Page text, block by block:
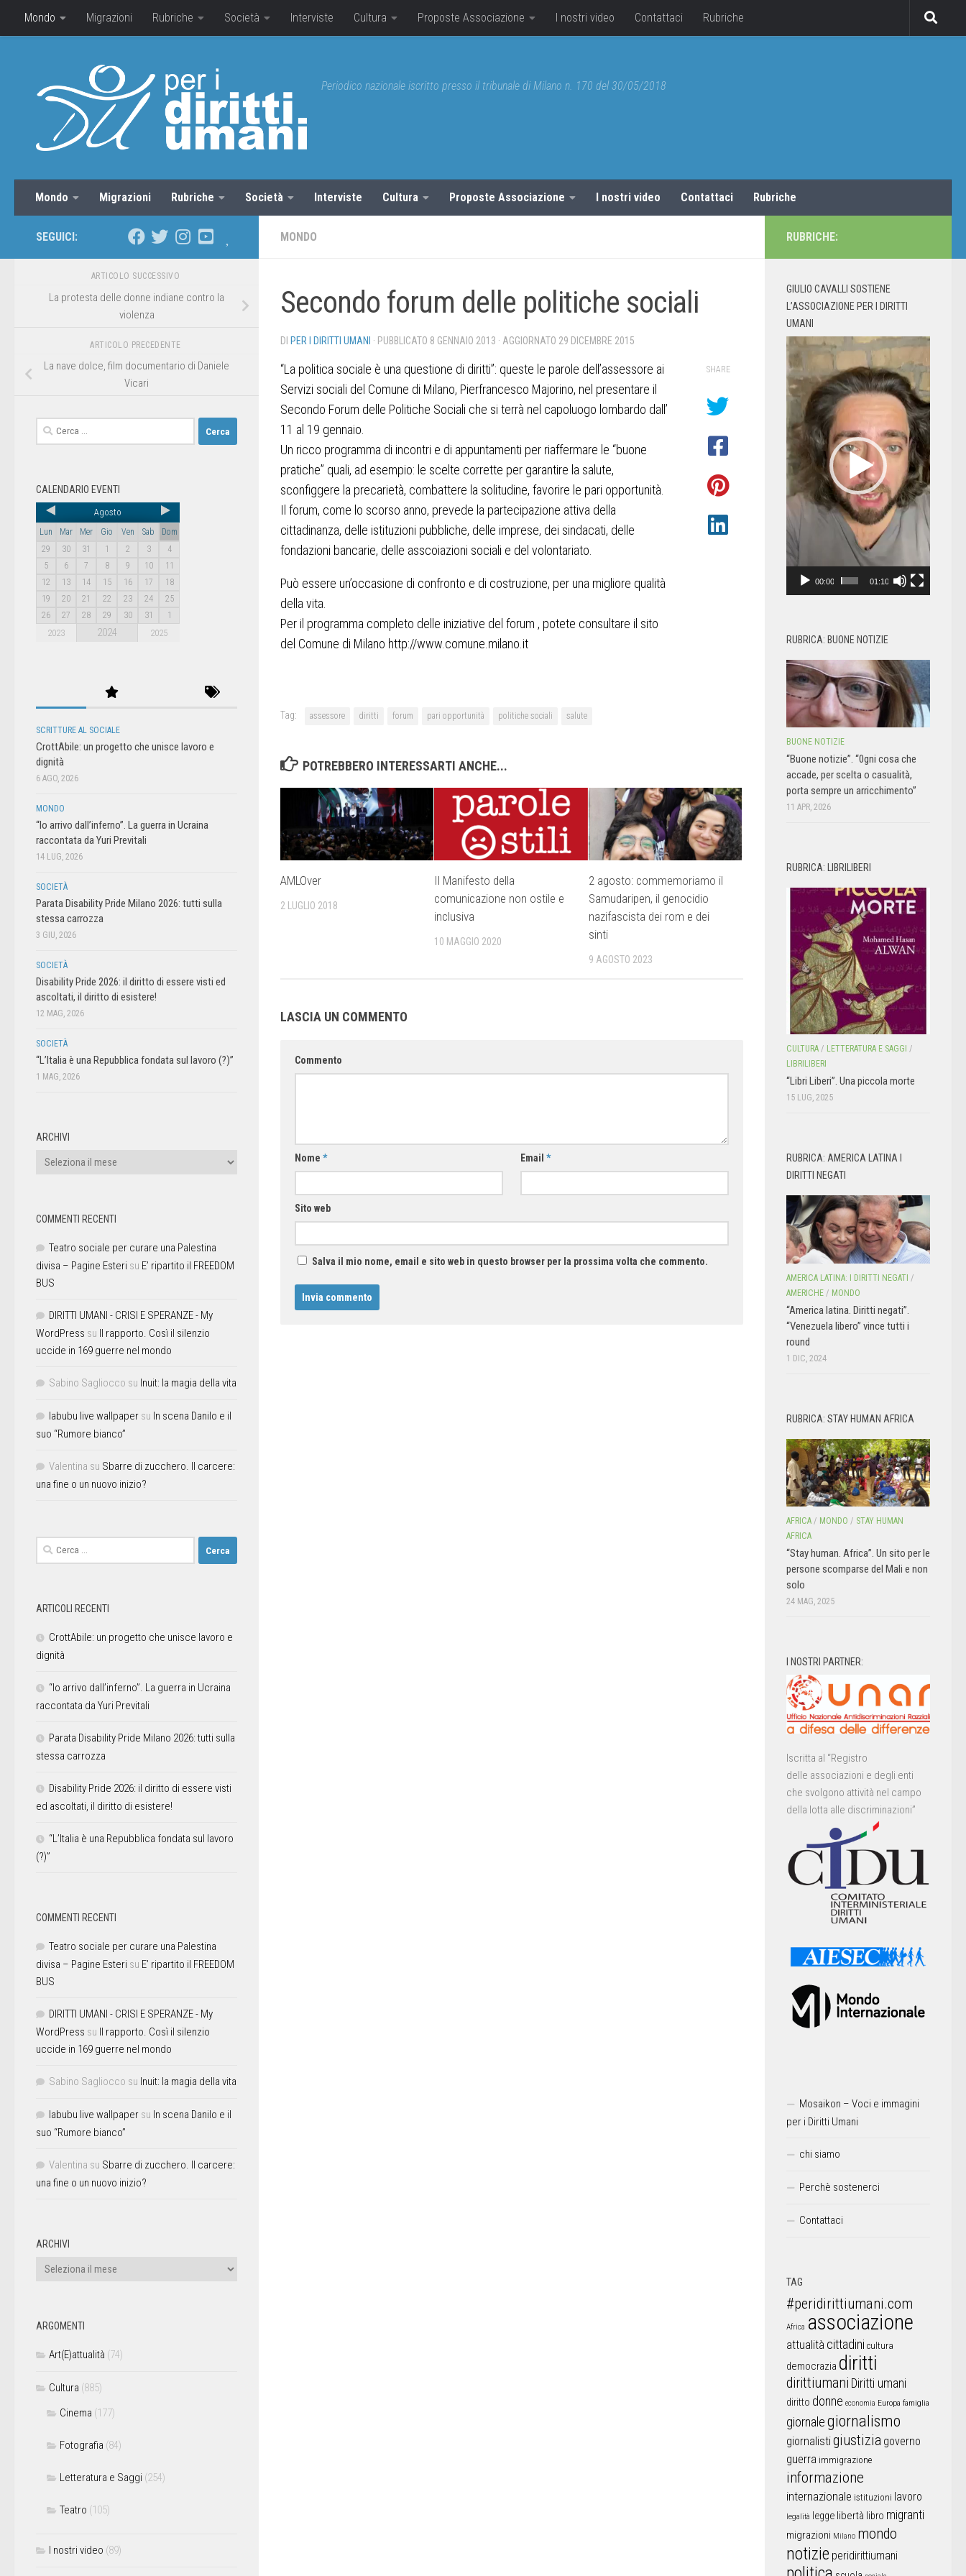
Mondo Migrazioni Rubriche Società Interviste Cultura Proposte Associazione I nostri video Contattaci Rubriche
Periodico nazionale iscritto presso il tribunale di Milano n. 170 del 30/05/2018
Mondo Migrazioni Rubriche Società Interviste Cultura Proposte Associazione I nostri video Contattaci Rubriche
MONDO
Secondo forum delle politiche sociali
DI PER I DIRITTI UMANI · PUBBLICATO 8 GENNAIO 2013 · AGGIORNATO 29 DICEMBRE 2015
“La politica sociale è una questione di diritti”: queste le parole dell’assessore ai
Servizi sociali del Comune di Milano, Pierfrancesco Majorino, nel presentare il
Secondo Forum delle Politiche Sociali che si terrà nel capoluogo lombardo dall’
11 al 19 gennaio.
Un ricco programma di incontri e di appuntamenti per riaffermare le “buone
pratiche” quali, ad esempio: le scelte corrette per garantire la salute,
sconfiggere la precarietà, combattere la solitudine, favorire le pari opportunità.
Il forum, come lo scorso anno, prevede la partecipazione attiva della
cittadinanza, delle istituzioni pubbliche, delle imprese, dei sindacati, delle
fondazioni bancarie, delle asscoiazioni sociali e del volontariato.
Può essere un’occasione di confronto e di costruzione, per una migliore qualità
della vita.
Per il programma completo delle iniziative del forum , potete consultare il sito
del Comune di Milano http://www.comune.milano.it
SHARE
Tag: assessore diritti forum pari opportunità politiche sociali salute
POTREBBERO INTERESSARTI ANCHE...
AMLOver
2 LUGLIO 2018
Il Manifesto della
comunicazione non ostile e
inclusiva
10 MAGGIO 2020
2 agosto: commemoriamo il
Samudaripen, il genocidio
nazifascista dei rom e dei
sinti
9 AGOSTO 2023
LASCIA UN COMMENTO
Commento
Nome * Email*
Sito web
Salva il mio nome, email e sito web in questo browser per la prossima volta che commento.
SEGUICI:
ARTICOLO SUCCESSIVO
La protesta delle donne indiane contro la
violenza
ARTICOLO PRECEDENTE
La nave dolce, film documentario di Daniele
Vicari
CALENDARIO EVENTI
Agosto
Lun Mar Mer Gio Ven Sab
Dom
29
30 31 1 2 3
4
5
6 7 8 9 10
11
12
13 14 15 16 17
18
19
20 21 22 23 24
25
26
27 28 29 30 31 1
2023 2024 2025
SCRITTURE AL SOCIALE
CrottAbile: un progetto che unisce lavoro e
dignità
6 AGO, 2026
MONDO
“Io arrivo dall’inferno”. La guerra in Ucraina
raccontata da Yuri Previtali
14 LUG, 2026
SOCIETÀ
Parata Disability Pride Milano 2026: tutti sulla
stessa carrozza
3 GIU, 2026
SOCIETÀ
Disability Pride 2026: il diritto di essere visti ed
ascoltati, il diritto di esistere!
12 MAG, 2026
SOCIETÀ
“L’Italia è una Repubblica fondata sul lavoro (?)”
1 MAG, 2026
ARCHIVI
COMMENTI RECENTI
Teatro sociale per curare una Palestina
divisa – Pagine Esteri su E’ ripartito il FREEDOM
BUS
DIRITTI UMANI - CRISI E SPERANZE - My
WordPress su Il rapporto. Così il silenzio
uccide in 169 guerre nel mondo
Sabino Sagliocco su Inuit: la magia della vita
labubu live wallpaper su In scena Danilo e il
suo “Rumore bianco”
Valentina su Sbarre di zucchero. Il carcere:
una fine o un nuovo inizio?
ARTICOLI RECENTI
CrottAbile: un progetto che unisce lavoro e
dignità
“Io arrivo dall’inferno”. La guerra in Ucraina
raccontata da Yuri Previtali
Parata Disability Pride Milano 2026: tutti sulla
stessa carrozza
Disability Pride 2026: il diritto di essere visti
ed ascoltati, il diritto di esistere!
“L’Italia è una Repubblica fondata sul lavoro
(?)”
COMMENTI RECENTI
Teatro sociale per curare una Palestina
divisa – Pagine Esteri su E’ ripartito il FREEDOM
BUS
DIRITTI UMANI - CRISI E SPERANZE - My
WordPress su Il rapporto. Così il silenzio
uccide in 169 guerre nel mondo
Sabino Sagliocco su Inuit: la magia della vita
labubu live wallpaper su In scena Danilo e il
suo “Rumore bianco”
Valentina su Sbarre di zucchero. Il carcere:
una fine o un nuovo inizio?
ARCHIVI
ARGOMENTI
Art(E)attualità (74)
Cultura (885)
Cinema (177)
Fotografia (84)
Letteratura e Saggi (254)
Teatro (105)
I nostri video (89)
RUBRICHE:
GIULIO CAVALLI SOSTIENE
L’ASSOCIAZIONE PER I DIRITTI
UMANI
Video
Player
00:00 01:10
RUBRICA: BUONE NOTIZIE
BUONE NOTIZIE
“Buone notizie”. “0gni cosa che
accade, per scelta o casualità,
porta sempre un arricchimento”
11 APR, 2026
RUBRICA: LIBRILIBERI
CULTURA / LETTERATURA E SAGGI /
LIBRILIBERI
“Libri Liberi”. Una piccola morte
15 LUG, 2025
RUBRICA: AMERICA LATINA I
DIRITTI NEGATI
AMERICA LATINA: I DIRITTI NEGATI /
AMERICHE / MONDO
“America latina. Diritti negati”.
“Venezuela libero” vince tutti i
round
1 DIC, 2024
RUBRICA: STAY HUMAN AFRICA
AFRICA / MONDO / STAY HUMAN
AFRICA
“Stay human. Africa”. Un sito per le
persone scomparse del Mali e non
solo
24 MAG, 2025
I NOSTRI PARTNER:
Iscritta al “Registro
delle associazioni e degli enti
che svolgono attività nel campo
della lotta alle discriminazioni”
Mosaikon – Voci e immagini
per i Diritti Umani
chi siamo
Perchè sostenerci
Contattaci
TAG
#peridirittiumani.com
Africa associazione
attualità cittadini cultura
democrazia diritti
dirittiumani Diritti umani
diritto donne economia Europa famiglia
giornalegiornalismo
giornalistigiustizia governo
guerra immigrazione
informazione
internazionale istituzioni lavoro
legalità legge libertà libro migranti
migrazioni Milano mondo
notizie peridirittiumani